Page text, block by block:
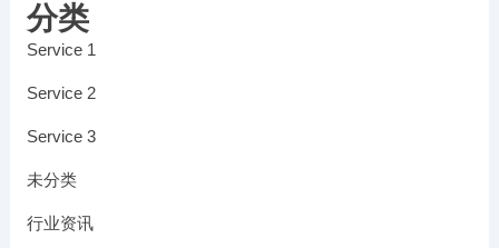
分类
Service 1
Service 2
Service 3
未分类
行业资讯